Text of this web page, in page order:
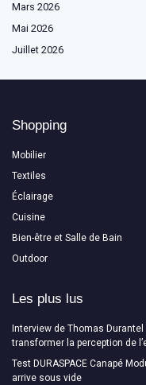
Mars 2026
Mai 2026
Juillet 2026
Shopping
Mobilier
Textiles
Éclairage
Cuisine
Bien-être et Salle de Bain
Outdoor
Les plus lus
Interview de Thomas
transformer la perception de
Test DURASPACE Canapé
arrive sous vide